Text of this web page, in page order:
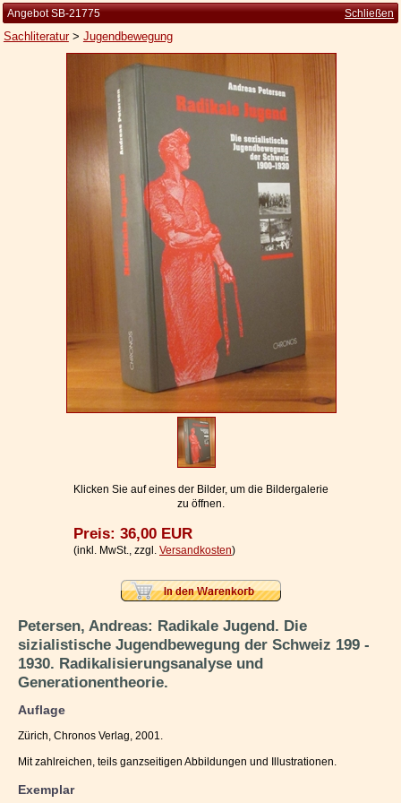
Kleine Kulturgeschichte
Die Brockhaus Auflagen
Geschäftsbedingungen
Datenschutzerklärung
Ihr Warenkorb
Angebot SB-21775 Schließen
Sachliteratur> Jugendbewegung
Klicken Sie auf eines der Bilder, um die Bildergalerie
zu öffnen.
Preis: 36,00 EUR
(inkl. MwSt., zzgl. Versandkosten)
Petersen, Andreas: Radikale Jugend. Die
sizialistische Jugendbewegung der Schweiz 199 -
1930. Radikalisierungsanalyse und
Generationentheorie.
Auflage
Zürich, Chronos Verlag, 2001.
Mit zahlreichen, teils ganzseitigen Abbildungen und Illustrationen.
Exemplar